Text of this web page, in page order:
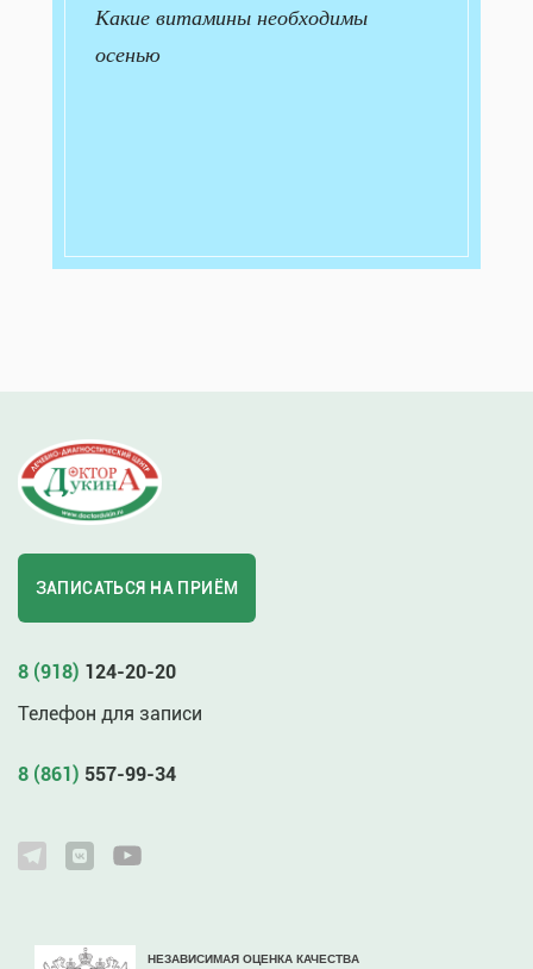
Какие витамины необходимы
осенью
ЗАПИСАТЬСЯ НА ПРИЁМ
8 (918) 124-20-20
Телефон для записи
8 (861) 557-99-34